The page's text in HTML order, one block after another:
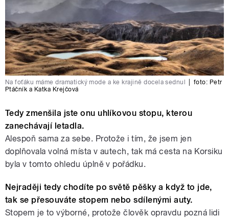
Na foťáku máme dramatický mode a ke krajině docela sednul foto: Petr
Ptáčník a Katka Krejčová
Tedy zmenšila jste onu uhlíkovou stopu, kterou
zanechávají letadla.
Alespoň sama za sebe. Protože i tím, že jsem jen
doplňovala volná místa v autech, tak má cesta na Korsiku
byla v tomto ohledu úplně v pořádku.
Nejraději tedy chodíte po světě pěšky a když to jde,
tak se přesouváte stopem nebo sdílenými auty.
Stopem je to výborné, protože člověk opravdu pozná lidi